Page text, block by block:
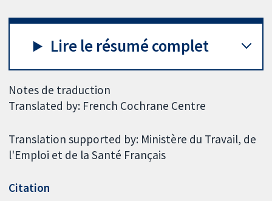
Lire le résumé complet
Notes de traduction
Translated by: French Cochrane Centre
Translation supported by: Ministère du Travail, de
l'Emploi et de la Santé Français
Citation